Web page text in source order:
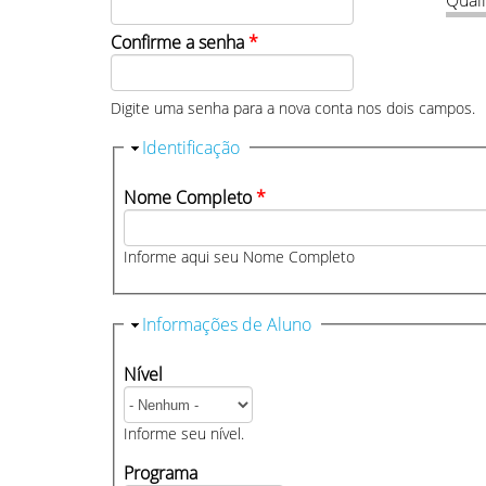
Confirme a senha*
Digite uma senha para a nova conta nos dois campos.
Ocultar
Identificação
Nome Completo*
Informe aqui seu Nome Completo
Ocultar
Informações de Aluno
Nível
Informe seu nível.
Programa